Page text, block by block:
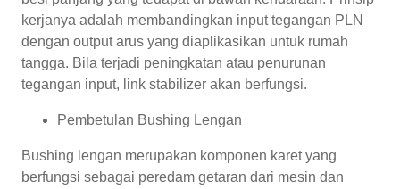
kerjanya adalah membandingkan input tegangan PLN
dengan output arus yang diaplikasikan untuk rumah
tangga. Bila terjadi peningkatan atau penurunan
tegangan input, link stabilizer akan berfungsi.
Pembetulan Bushing Lengan
Bushing lengan merupakan komponen karet yang
berfungsi sebagai peredam getaran dari mesin dan